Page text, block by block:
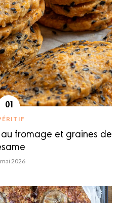
fromage et graines de
2026